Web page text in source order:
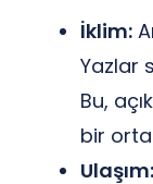
İklim:
Yazlar
Bu,
bir
Ulaşım: